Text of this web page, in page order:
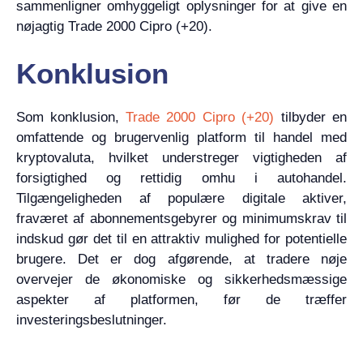
sammenligner omhyggeligt oplysninger for at give en
nøjagtig Trade 2000 Cipro (+20).
Konklusion
Som konklusion, Trade 2000 Cipro (+20) tilbyder en
omfattende og brugervenlig platform til handel med
kryptovaluta, hvilket understreger vigtigheden af
forsigtighed og rettidig omhu i autohandel.
Tilgængeligheden af populære digitale aktiver,
fraværet af abonnementsgebyrer og minimumskrav til
indskud gør det til en attraktiv mulighed for potentielle
brugere. Det er dog afgørende, at tradere nøje
overvejer de økonomiske og sikkerhedsmæssige
aspekter af platformen, før de træffer
investeringsbeslutninger.